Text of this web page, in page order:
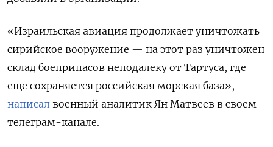
«Израильская авиация продолжает уничтожать
сирийское вооружение — на этот раз уничтожен
склад боеприпасов неподалеку от Тартуса, где
еще сохраняется российская морская база», —
написал военный аналитик Ян Матвеев в своем
телеграм-канале.